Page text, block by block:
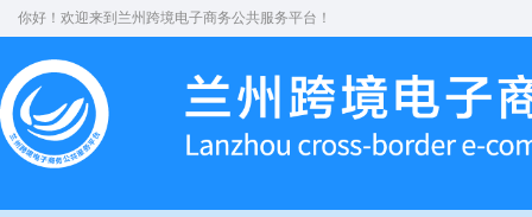
你好！欢迎来到兰州跨境电子商务公共服务平台！